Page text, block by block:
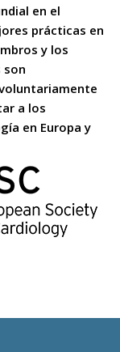
en el
prácticas en
y los
son
a los
en Europa y